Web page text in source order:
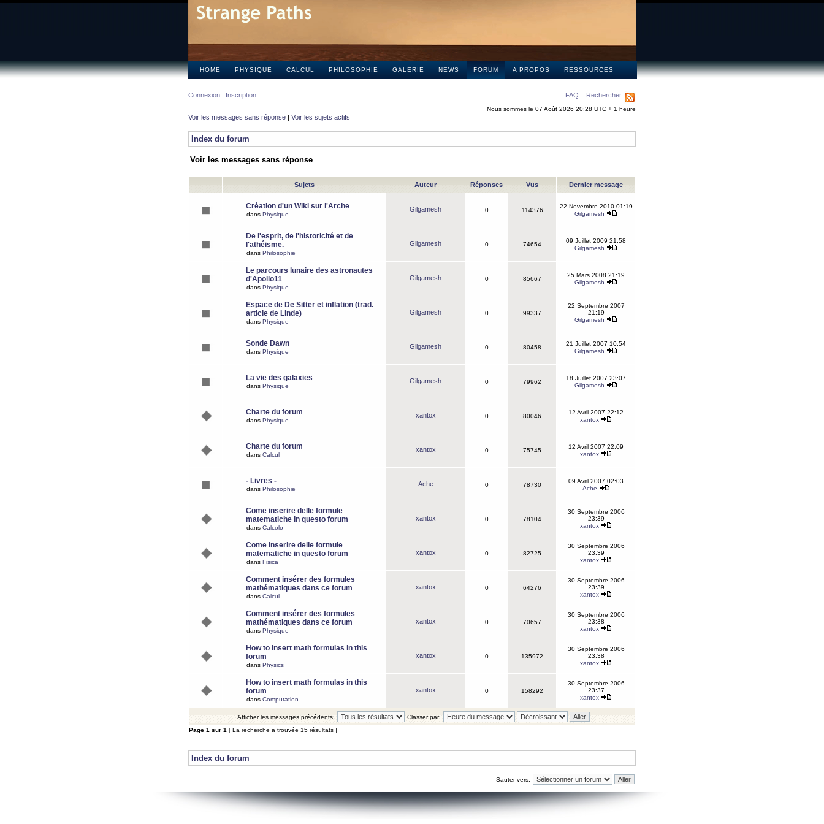
HOME PHYSIQUE CALCUL PHILOSOPHIE GALERIE NEWS FORUM A PROPOS RESSOURCES
FAQ Rechercher
Connexion Inscription
Nous sommes le 07 Août 2026 20:28 UTC + 1 heure
Voir les messages sans réponse | Voir les sujets actifs
Index du forum
Voir les messages sans réponse
Sujets Auteur Réponses Vus Dernier message
Création d'un Wiki sur l'Arche
dans Physique
Gilgamesh 0 114376
22 Novembre 2010 01:19
Gilgamesh
De l'esprit, de l'historicité et de
l'athéisme.
dans Philosophie
Gilgamesh 0 74654
09 Juillet 2009 21:58
Gilgamesh
Le parcours lunaire des astronautes
d'Apollo11
dans Physique
Gilgamesh 0 85667
25 Mars 2008 21:19
Gilgamesh
Espace de De Sitter et inflation (trad.
article de Linde)
dans Physique
Gilgamesh 0 99337
22 Septembre 2007
21:19
Gilgamesh
Sonde Dawn
dans Physique
Gilgamesh 0 80458
21 Juillet 2007 10:54
Gilgamesh
La vie des galaxies
dans Physique
Gilgamesh 0 79962
18 Juillet 2007 23:07
Gilgamesh
Charte du forum
dans Physique
xantox 0 80046
12 Avril 2007 22:12
xantox
Charte du forum
dans Calcul
xantox 0 75745
12 Avril 2007 22:09
xantox
- Livres -
dans Philosophie
Ache 0 78730
09 Avril 2007 02:03
Ache
Come inserire delle formule
matematiche in questo forum
dans Calcolo
xantox 0 78104
30 Septembre 2006
23:39
xantox
Come inserire delle formule
matematiche in questo forum
dans Fisica
xantox 0 82725
30 Septembre 2006
23:39
xantox
Comment insérer des formules
mathématiques dans ce forum
dans Calcul
xantox 0 64276
30 Septembre 2006
23:39
xantox
Comment insérer des formules
mathématiques dans ce forum
dans Physique
xantox 0 70657
30 Septembre 2006
23:38
xantox
How to insert math formulas in this
forum
dans Physics
xantox 0 135972
30 Septembre 2006
23:38
xantox
How to insert math formulas in this
forum
dans Computation
xantox 0 158292
30 Septembre 2006
23:37
xantox
Afficher les messages précédents:
Classer par:
Page 1 sur 1 [ La recherche a trouvée 15 résultats ]
Index du forum
Sauter vers: